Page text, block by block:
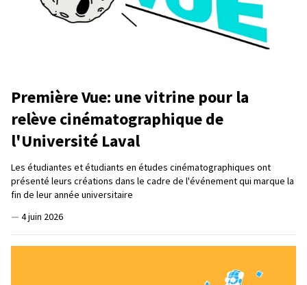
Première Vue: une vitrine pour la
relève cinématographique de
l'Université Laval
Les étudiantes et étudiants en études cinématographiques ont
présenté leurs créations dans le cadre de l'événement qui marque la
fin de leur année universitaire
— 4 juin 2026